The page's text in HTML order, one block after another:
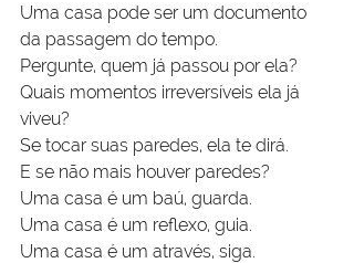
Uma casa pode ser um documento
da passagem do tempo.
Pergunte, quem já passou por ela?
Quais momentos irreversíveis ela já
viveu?
Se tocar suas paredes, ela te dirá.
E se não mais houver paredes?
Uma casa é um baú, guarda.
Uma casa é um reflexo, guia.
Uma casa é um através, siga.